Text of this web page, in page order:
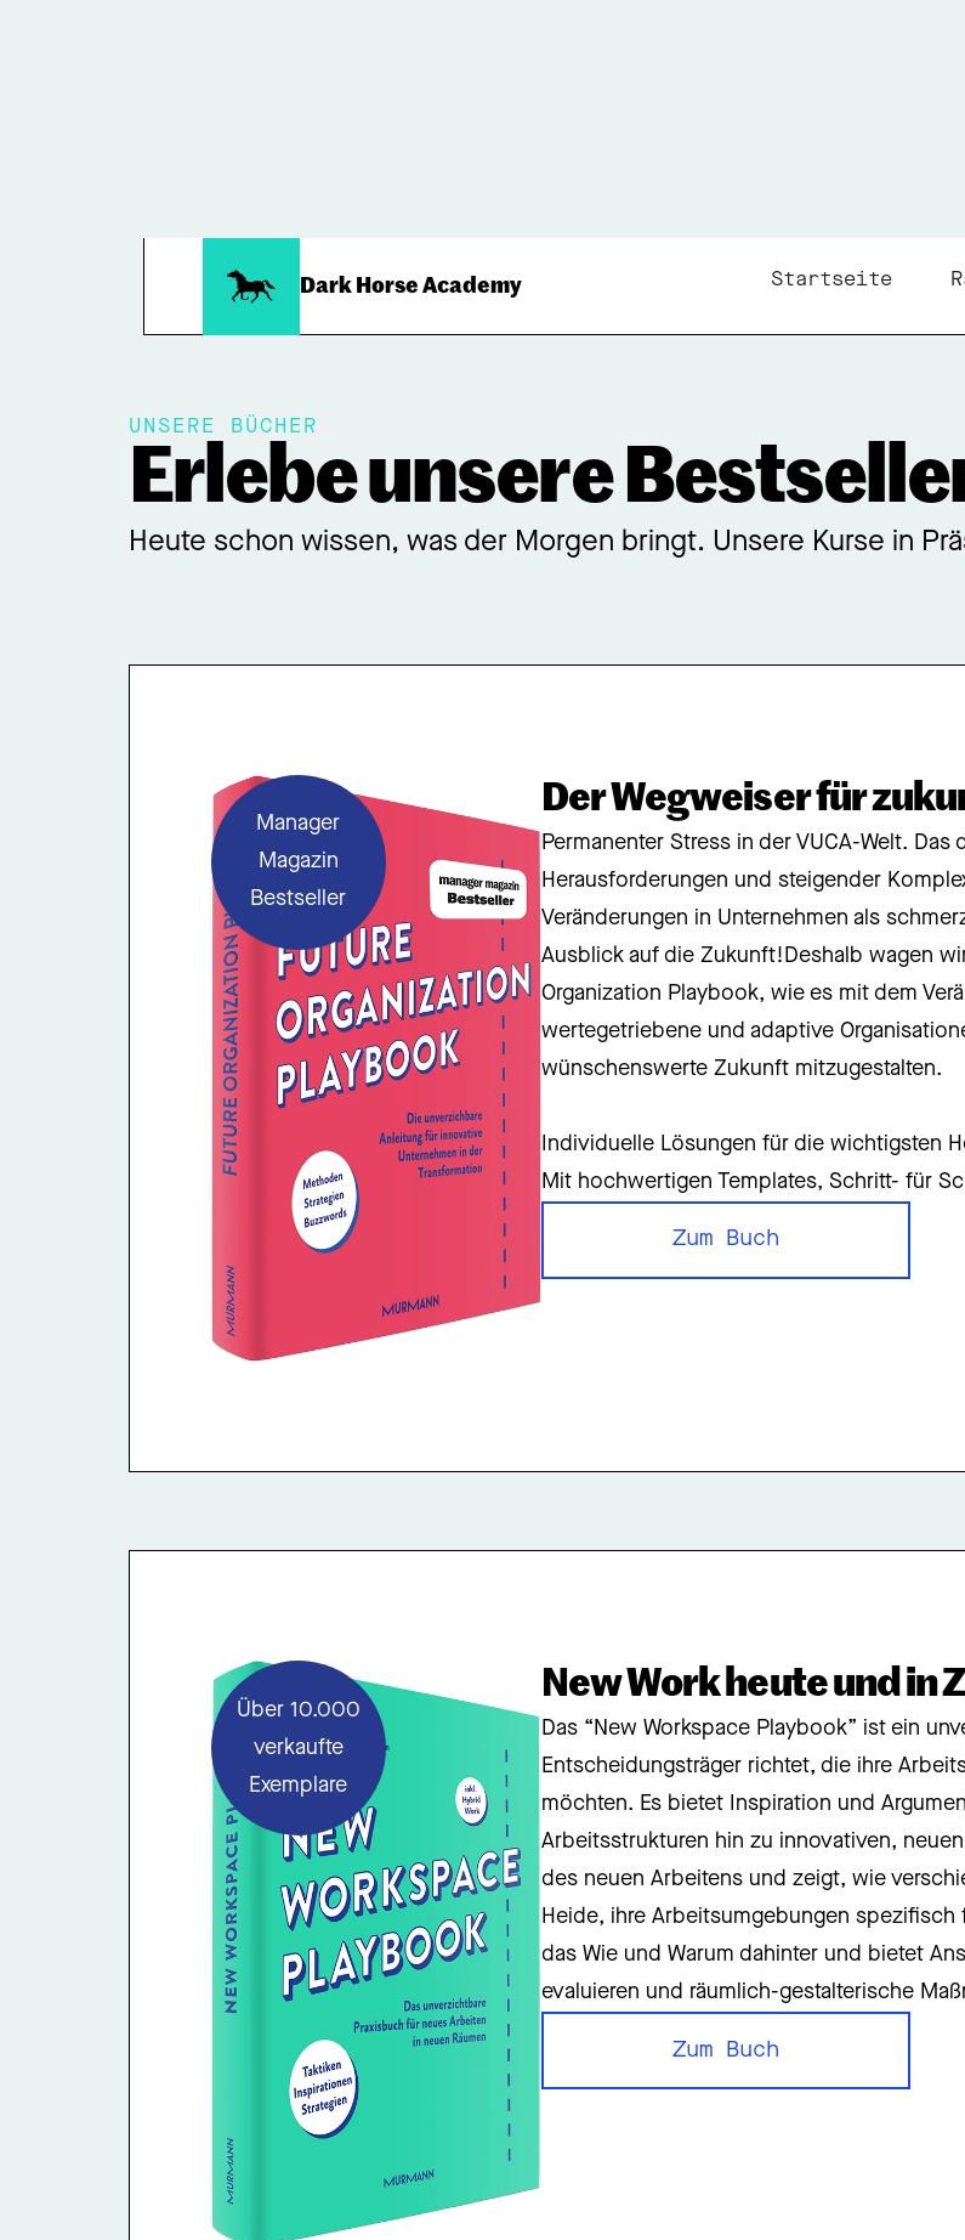
Dark Horse Academy Startseite
UNSERE BÜCHER
Erlebe unsere
Heute schon wissen, was der Morgen bringt. Unsere Kurse in
Manager
Magazin
Bestseller
Der Wegweiser für
Permanenter Stress in der VUCA-Welt.
Herausforderungen und steigender
Veränderungen in Unternehmen als
Ausblick auf die Zukunft!Deshalb wagen
Organization Playbook, wie es mit dem
wertegetriebene und adaptive
wünschenswerte Zukunft mitzugestalten.
Individuelle Lösungen für die wichtigsten
Mit hochwertigen Templates, Schritt- für
Zum Buch
Über 10.000
verkaufte
Exemplare
New Work heute und in
Das “New Workspace Playbook” ist ein
Entscheidungsträger richtet, die ihre
möchten. Es bietet Inspiration und
Arbeitsstrukturen hin zu innovativen,
des neuen Arbeitens und zeigt, wie
Heide, ihre Arbeitsumgebungen
das Wie und Warum dahinter und bietet
evaluieren und räumlich-gestalterische
Zum Buch